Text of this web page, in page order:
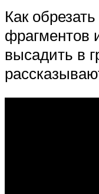
Как
фрагментов
высадить в